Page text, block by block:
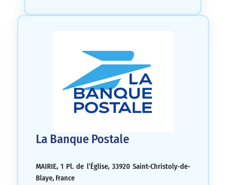
La Banque Postale
MAIRIE, 1 Pl. de l’Église, 33920 Saint-Christoly-de-
Blaye, France